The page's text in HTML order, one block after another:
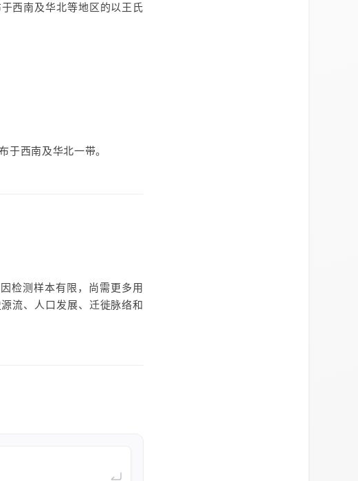
西南及华北等地区的以王氏
于西南及华北一带。
检测样本有限，尚需更多用
流、人口发展、迁徙脉络和